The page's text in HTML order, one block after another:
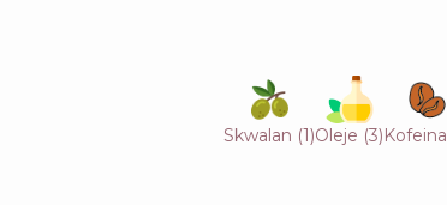
Skwalan (1)Oleje (3)Kofeina